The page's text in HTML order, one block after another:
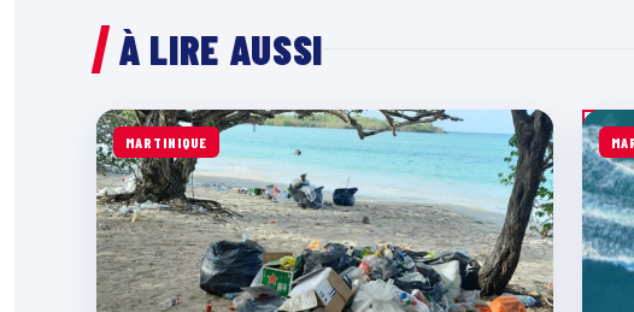
À LIRE AUSSI
MARTINIQUE